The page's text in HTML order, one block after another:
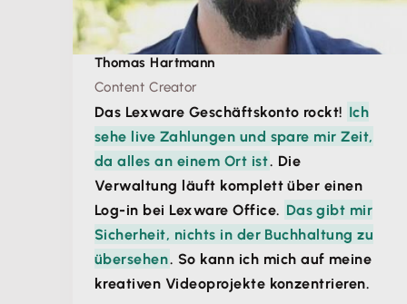
Thomas Hartmann
Content Creator
Das Lexware Geschäftskonto rockt! Ich
sehe live Zahlungen und spare mir Zeit,
da alles an einem Ort ist. Die
Verwaltung läuft komplett über einen
Log-in bei Lexware Office. Das gibt mir
Sicherheit, nichts in der Buchhaltung zu
übersehen. So kann ich mich auf meine
kreativen Videoprojekte konzentrieren.